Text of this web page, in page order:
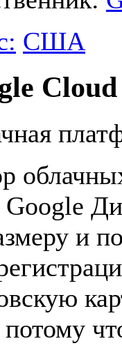
США
и
потому